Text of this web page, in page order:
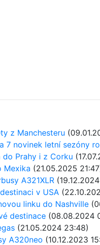
z Manchesteru
7 novinek letní sezóny
Prahy i z Corku
Mexika (21.05.2025
A321XLR
v USA
linku do Nashville
destinace (08.08.2024
(21.05.2024 23:48)
A320neo (10.12.2023